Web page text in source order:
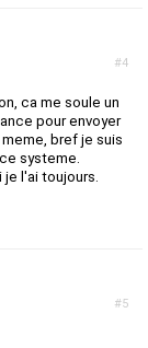
#4
ca me soule un
pour envoyer
bref je suis
systeme.
je l'ai toujours.
#5